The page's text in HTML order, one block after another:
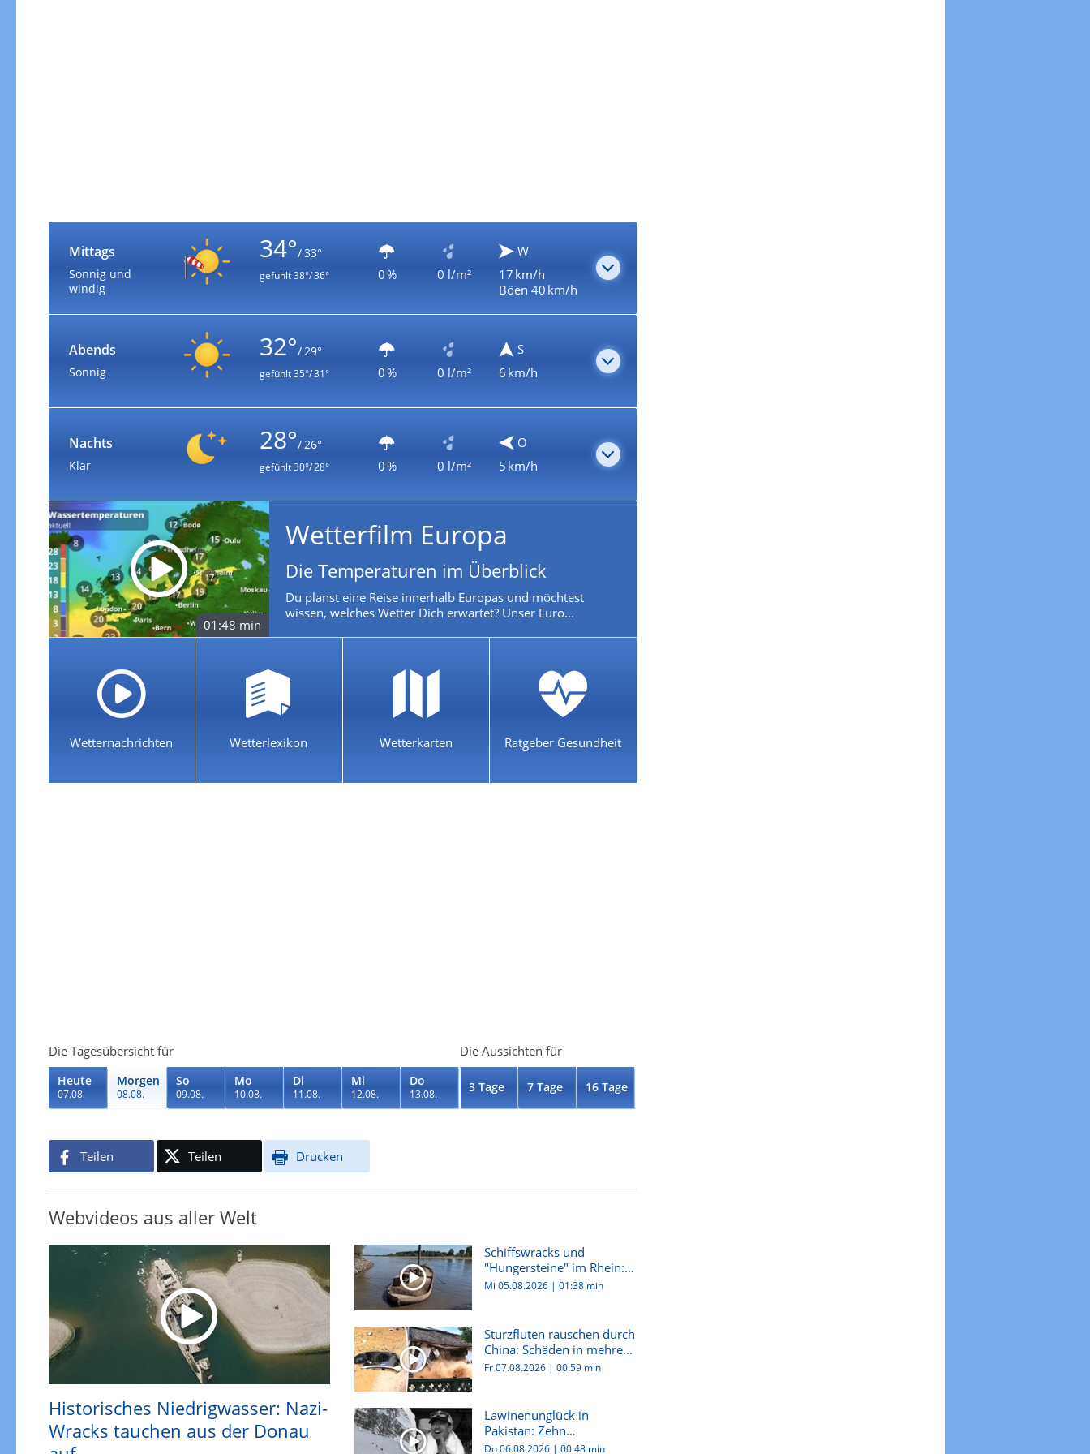
Mittags
Sonnig und
windig
34°/ 33°
gefühlt38°/ 36° 0 % 0 l/m²
W
17 km/h
Böen 40 km/h
Abends
Sonnig
32°/ 29°
gefühlt35°/ 31° 0 % 0 l/m²
S
6 km/h
Nachts
Klar
28°/ 26°
gefühlt30°/ 28° 0 % 0 l/m²
O
5 km/h
01:48 min
Wetterfilm Europa
Die Temperaturen im Überblick
Du planst eine Reise innerhalb Europas und möchtest
wissen, welches Wetter Dich erwartet? Unser Euro...
Wetternachrichten Wetterlexikon Wetterkarten Ratgeber Gesundheit
Die Tagesübersicht für
Heute
07.08.
Morgen
08.08.
So
09.08.
Mo
10.08.
Di
11.08.
Mi
12.08.
Do
13.08.
Die Aussichten für
3 Tage 7 Tage 16 Tage
Teilen Teilen Drucken
Webvideos aus aller Welt
Historisches Niedrigwasser: Nazi-
Wracks tauchen aus der Donau
Schiffswracks und
"Hungersteine" im Rhein:
Dürre i...
Mi 05.08.2026 |01:38 min
Sturzfluten rauschen durch
China: Schäden in mehre...
Fr 07.08.2026 |00:59 min
Lawinenunglück in
Pakistan: Zehn
Bergsteiger:innen...
Do 06.08.2026 |00:48 min